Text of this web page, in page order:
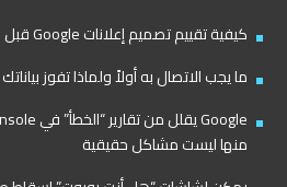
كيفية تقييم تصميم إعلانات Google قبل اختباره
ما يجب الاتصال به أولاً ولماذا تفوز بياناتك
منها ليست مشاكل حقيقية